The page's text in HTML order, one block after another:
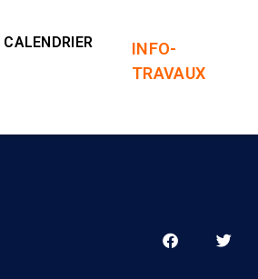
CALENDRIER
INFO-
TRAVAUX